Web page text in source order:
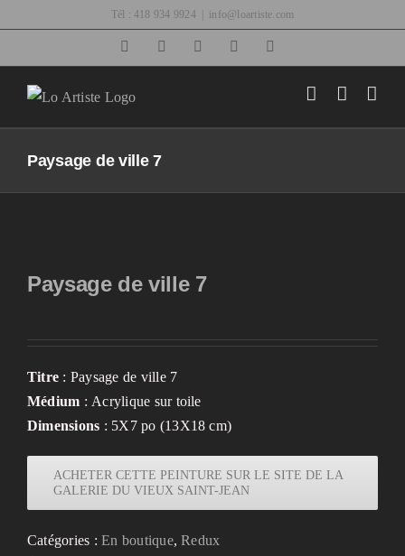
Tél : 418 934 9924 info@loartiste.com
FacebookInstagramEmail Pinterest
Paysage de ville 7
Paysage de ville 7
Titre : Paysage de ville 7
Médium : Acrylique sur toile
Dimensions : 5X7 po (13X18 cm)
ACHETER CETTE PEINTURE SUR LE SITE DE LA
GALERIE DU VIEUX SAINT-JEAN
Catégories :En boutique,Redux